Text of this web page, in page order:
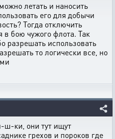
летать и наносить
его для добычи
Тогда отключить
в бою чужого флота. Так
разрешать использовать
то логически все, но
ки, они тут ищут
грехов и пороков где